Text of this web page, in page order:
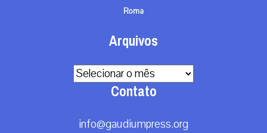
Roma
Arquivos
Arquivos
Contato
info@gaudiumpress.org